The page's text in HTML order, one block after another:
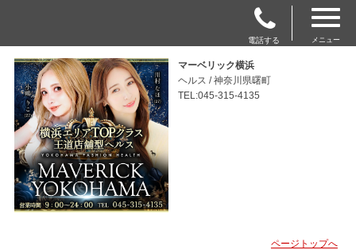
電話する メニュー
マーベリック横浜
ヘルス / 神奈川県曙町
TEL:045-315-4135
ページトップへ